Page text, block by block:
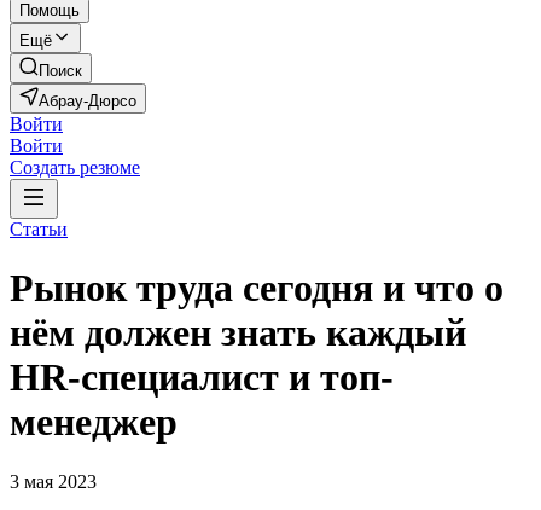
Помощь
Ещё
Поиск
Абрау-Дюрсо
Войти
Войти
Создать резюме
Статьи
Рынок труда сегодня и что о
нём должен знать каждый
HR-специалист и топ-
менеджер
3 мая 2023